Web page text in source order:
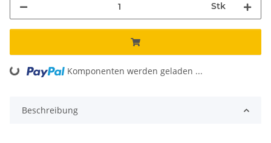
Stk
Komponenten werden geladen ...
Beschreibung